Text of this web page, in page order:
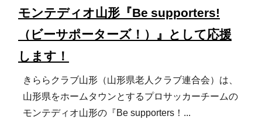
モンテディオ山形『Be supporters!
（ビーサポーターズ！）』として応援
します！
きららクラブ山形（山形県老人クラブ連合会）は、
山形県をホームタウンとするプロサッカーチームの
モンテディオ山形の『Be supporters！...